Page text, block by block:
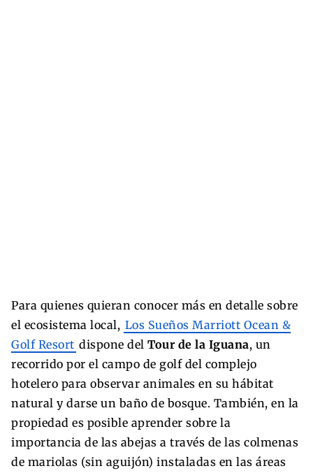
Para quienes quieran conocer más en detalle sobre
el ecosistema local, Los Sueños Marriott Ocean &
Golf Resort dispone del Tour de la Iguana, un
recorrido por el campo de golf del complejo
hotelero para observar animales en su hábitat
natural y darse un baño de bosque. También, en la
propiedad es posible aprender sobre la
importancia de las abejas a través de las colmenas
de mariolas (sin aguijón) instaladas en las áreas